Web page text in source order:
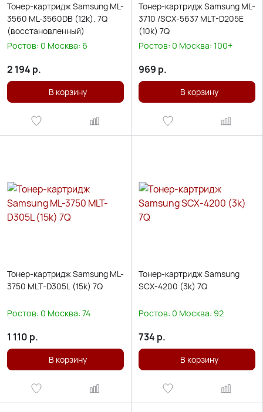
Тонер-картридж Samsung ML-
3560 ML-3560DB (12k). 7Q
(восстановленный)
Ростов: 0 Москва: 6
2 194 р.
В корзину
Тонер-картридж Samsung ML-
3710 /SCX-5637 MLT-D205E
(10k) 7Q
Ростов: 0 Москва: 100+
969 р.
В корзину
Тонер-картридж Samsung ML-
3750 MLT-D305L (15k) 7Q
Ростов: 0 Москва: 74
1 110 р.
В корзину
Тонер-картридж Samsung
SCX-4200 (3k) 7Q
Ростов: 0 Москва: 92
734 р.
В корзину